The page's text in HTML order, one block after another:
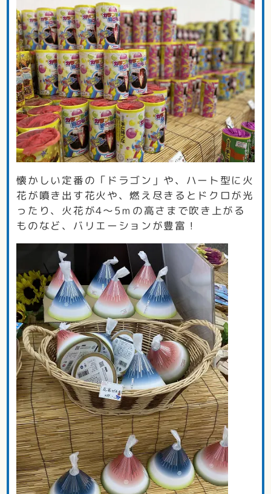
懐かしい定番の「ドラゴン」や、ハート型に火
花が噴き出す花火や、燃え尽きるとドクロが光
ったり、火花が4～5ｍの高さまで吹き上がる
ものなど、バリエーションが豊富！